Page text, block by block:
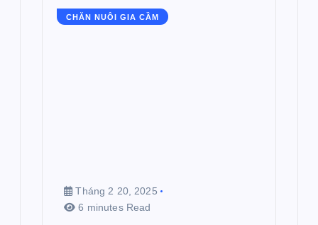
CHĂN NUÔI GIA CẦM
Tháng 2 20, 2025
6 minutes Read